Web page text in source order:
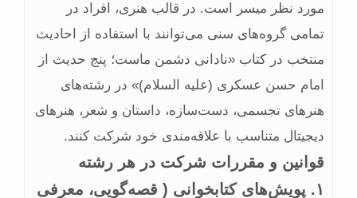
مورد نظر میسر است. در قالب هنری، افراد در
تمامی گروه‌های سنی می‌توانند با استفاده از احادیث
منتخب در کتاب «نادانی دشمن ماست؛ پنج حدیث از
امام حسن عسکری (علیه السلام)» در رشته‌های
هنرهای تجسمی، دست‌سازه، داستان و شعر، هنرهای
دیجیتال متناسب با علاقه‌مندی خود شرکت کنند.
قوانین و مقررات شرکت در هر رشته
۱. پویش‌های کتابخوانی ( قصه‏‌گویی، معرفی